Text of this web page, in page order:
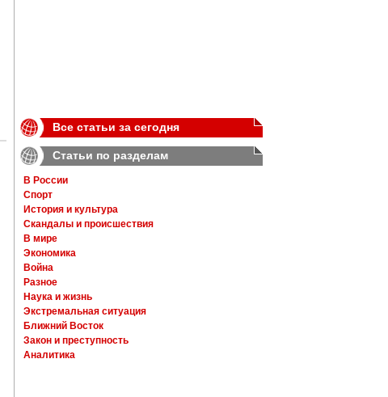
Все статьи за сегодня
Статьи по разделам
В России
Спорт
История и культура
Скандалы и происшествия
В мире
Экономика
Война
Разное
Наука и жизнь
Экстремальная ситуация
Ближний Восток
Закон и преступность
Аналитика